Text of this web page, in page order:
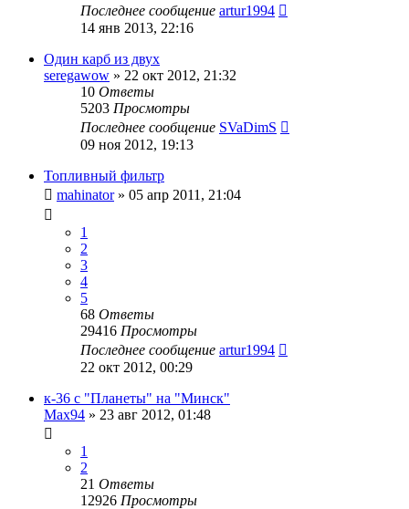
Последнее сообщение artur1994
14 янв 2013, 22:16
Один карб из двух
seregawow » 22 окт 2012, 21:32
10 Ответы
5203 Просмотры
Последнее сообщение SVaDimS
09 ноя 2012, 19:13
Топливный фильтр
mahinator» 05 апр 2011, 21:04
1
2
3
4
5
68 Ответы
29416 Просмотры
Последнее сообщение artur1994
22 окт 2012, 00:29
к-36 с "Планеты" на "Минск"
Max94 » 23 авг 2012, 01:48
1
2
21 Ответы
12926 Просмотры